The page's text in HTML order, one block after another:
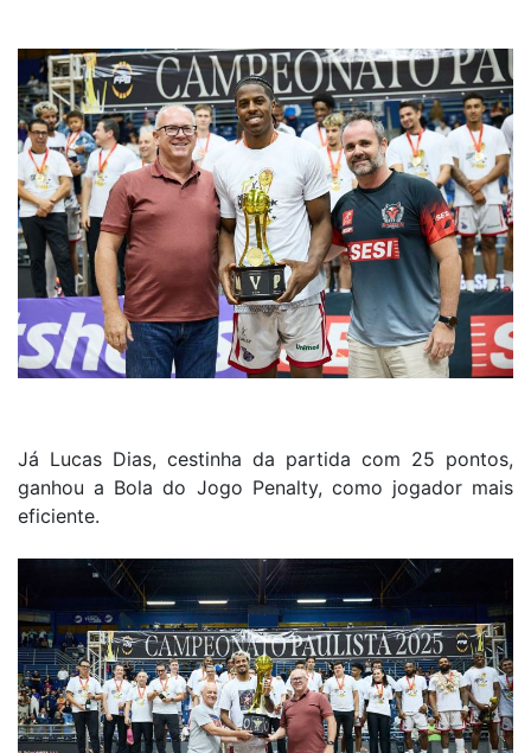
Já Lucas Dias, cestinha da partida com 25 pontos,
ganhou a Bola do Jogo Penalty, como jogador mais
eficiente.